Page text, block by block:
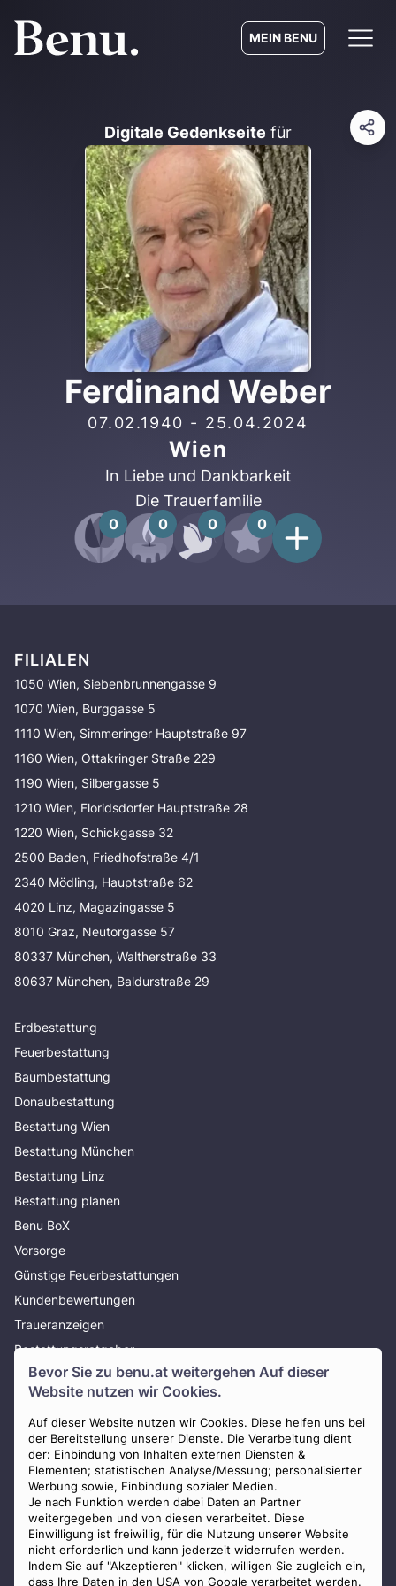
Bevor Sie zu benu.at weitergehen Auf dieser
Website nutzen wir Cookies.
Auf dieser Website nutzen wir Cookies. Diese helfen uns bei
der Bereitstellung unserer Dienste. Die Verarbeitung dient
der: Einbindung von Inhalten externen Diensten &
Elementen; statistischen Analyse/Messung; personalisierter
Werbung sowie, Einbindung sozialer Medien.
Je nach Funktion werden dabei Daten an Partner
weitergegeben und von diesen verarbeitet. Diese
Einwilligung ist freiwillig, für die Nutzung unserer Website
nicht erforderlich und kann jederzeit widerrufen werden.
Indem Sie auf "Akzeptieren" klicken, willigen Sie zugleich ein,
dass Ihre Daten in den USA von Google verarbeitet werden.
MEIN BENU
Digitale Gedenkseite für
Ferdinand Weber
07.02.1940 - 25.04.2024
Wien
In Liebe und Dankbarkeit
Die Trauerfamilie
0 0 0 0
FILIALEN
1050 Wien, Siebenbrunnengasse 9
1070 Wien, Burggasse 5
1110 Wien, Simmeringer Hauptstraße 97
1160 Wien, Ottakringer Straße 229
1190 Wien, Silbergasse 5
1210 Wien, Floridsdorfer Hauptstraße 28
1220 Wien, Schickgasse 32
2500 Baden, Friedhofstraße 4/1
2340 Mödling, Hauptstraße 62
4020 Linz, Magazingasse 5
8010 Graz, Neutorgasse 57
80337 München, Waltherstraße 33
80637 München, Baldurstraße 29
Erdbestattung
Feuerbestattung
Baumbestattung
Donaubestattung
Bestattung Wien
Bestattung München
Bestattung Linz
Bestattung planen
Benu BoX
Vorsorge
Günstige Feuerbestattungen
Kundenbewertungen
Traueranzeigen
Bestattungsratgeber
Über uns
Presse
AGB
Impressum
Datenschutz
Widerrufsbelehrung
Zahlungsmöglichkeiten